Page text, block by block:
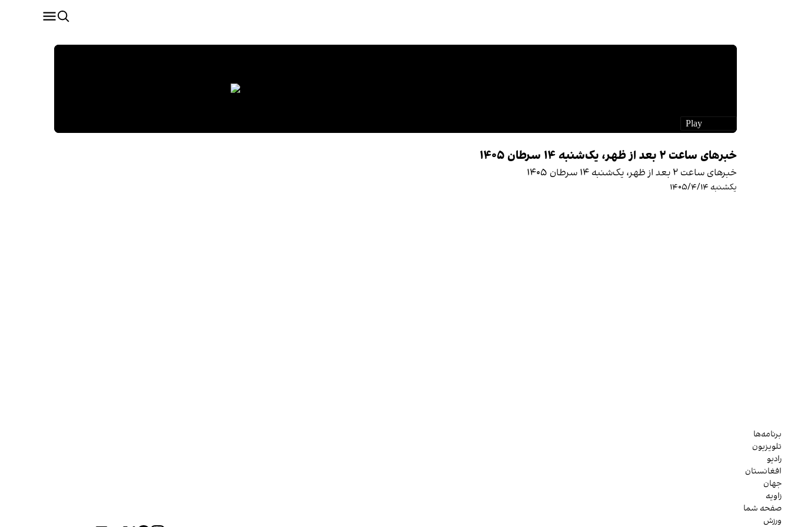
خبرهای ساعت ۲ بعد از ظهر، یک‌شنبه ۱۴ سرطان ۱۴۰۵
خبرهای ساعت ۲ بعد از ظهر، یک‌شنبه ۱۴ سرطان ۱۴۰۵
یکشنبه ۱۴۰۵/۴/۱۴
برنامه‌ها
تلویزیون
رادیو
افغانستان
جهان
زاویه
صفحه شما
ورزش